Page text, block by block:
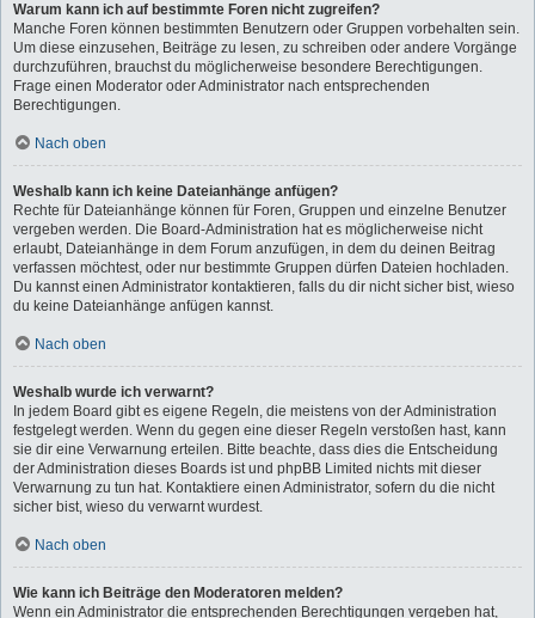
Warum kann ich auf bestimmte Foren nicht zugreifen?
Manche Foren können bestimmten Benutzern oder Gruppen vorbehalten sein.
Um diese einzusehen, Beiträge zu lesen, zu schreiben oder andere Vorgänge
durchzuführen, brauchst du möglicherweise besondere Berechtigungen.
Frage einen Moderator oder Administrator nach entsprechenden
Berechtigungen.
Nach oben
Weshalb kann ich keine Dateianhänge anfügen?
Rechte für Dateianhänge können für Foren, Gruppen und einzelne Benutzer
vergeben werden. Die Board-Administration hat es möglicherweise nicht
erlaubt, Dateianhänge in dem Forum anzufügen, in dem du deinen Beitrag
verfassen möchtest, oder nur bestimmte Gruppen dürfen Dateien hochladen.
Du kannst einen Administrator kontaktieren, falls du dir nicht sicher bist, wieso
du keine Dateianhänge anfügen kannst.
Nach oben
Weshalb wurde ich verwarnt?
In jedem Board gibt es eigene Regeln, die meistens von der Administration
festgelegt werden. Wenn du gegen eine dieser Regeln verstoßen hast, kann
sie dir eine Verwarnung erteilen. Bitte beachte, dass dies die Entscheidung
der Administration dieses Boards ist und phpBB Limited nichts mit dieser
Verwarnung zu tun hat. Kontaktiere einen Administrator, sofern du die nicht
sicher bist, wieso du verwarnt wurdest.
Nach oben
Wie kann ich Beiträge den Moderatoren melden?
Wenn ein Administrator die entsprechenden Berechtigungen vergeben hat,